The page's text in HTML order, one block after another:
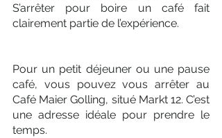
S’arrêter pour boire un café fait
clairement partie de l’expérience.
Pour un petit déjeuner ou une pause
café, vous pouvez vous arrêter au
Café Maier Golling, situé Markt 12. C’est
une adresse idéale pour prendre le
temps.